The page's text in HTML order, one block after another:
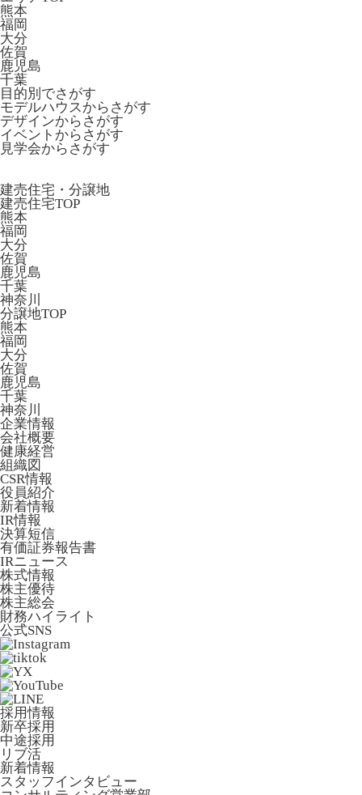
熊本
福岡
大分
佐賀
鹿児島
千葉
目的別でさがす
モデルハウスからさがす
デザインからさがす
イベントからさがす
見学会からさがす
建売住宅・分譲地
建売住宅TOP
熊本
福岡
大分
佐賀
鹿児島
千葉
神奈川
分譲地TOP
熊本
福岡
大分
佐賀
鹿児島
千葉
神奈川
企業情報
会社概要
健康経営
組織図
CSR情報
役員紹介
新着情報
IR情報
決算短信
有価証券報告書
IRニュース
株式情報
株主優待
株主総会
財務ハイライト
公式SNS
採用情報
新卒採用
中途採用
リブ活
新着情報
スタッフインタビュー